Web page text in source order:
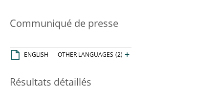
Communiqué de presse
ENGLISH OTHER LANGUAGES (2) +
Résultats détaillés